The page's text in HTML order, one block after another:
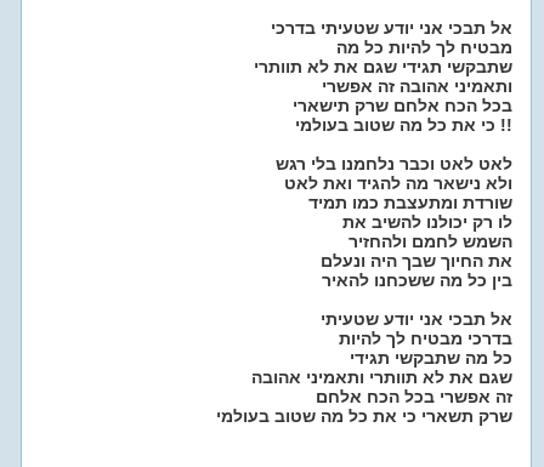
אל תבכי אני יודע שטעיתי בדרכי
מבטיח לך להיות כל מה
שתבקשי תגידי שגם את לא תוותרי
ותאמיני אהובה זה אפשרי
בכל הכח אלחם שרק תישארי
כי את כל מה שטוב בעולמי !!
לאט לאט וכבר נלחמנו בלי רגש
ולא נישאר מה להגיד ואת לאט
שורדת ומתעצבת כמו תמיד
לו רק יכולנו להשיב את
השמש לחמם ולהחזיר
את החיוך שבך היה ונעלם
בין כל מה ששכחנו להאיר
אל תבכי אני יודע שטעיתי
בדרכי מבטיח לך להיות
כל מה שתבקשי תגידי
שגם את לא תוותרי ותאמיני אהובה
זה אפשרי בכל הכח אלחם
שרק תשארי כי את כל מה שטוב בעולמי